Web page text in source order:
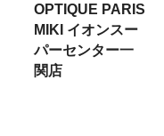
OPTIQUE PARIS
MIKI イオンスー
パーセンター一
関店